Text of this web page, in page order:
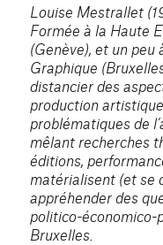
Louise Mestrallet
Formée à la Haute
(Genève), et un peu
Graphique
distancier des
production
problématiques de
mêlant recherches
éditions,
matérialisent (et se
appréhender des
politico-
Bruxelles.